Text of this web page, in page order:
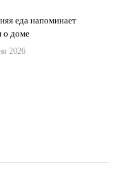
еда напоминает
о доме
2026